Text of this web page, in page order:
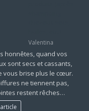
Valentina
honnêtes, quand vos
sont secs et cassants,
vous brise plus le cœur.
ne tiennent pas,
restent rêches…